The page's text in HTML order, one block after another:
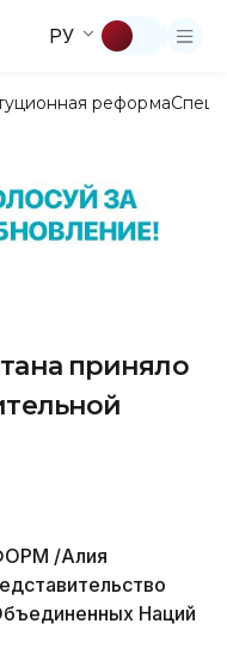
РУ
реформа
приняло
/Алия
Наций